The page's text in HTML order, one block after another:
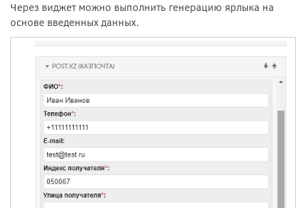
Через виджет можно выполнить генерацию ярлыка на
основе введенных данных.